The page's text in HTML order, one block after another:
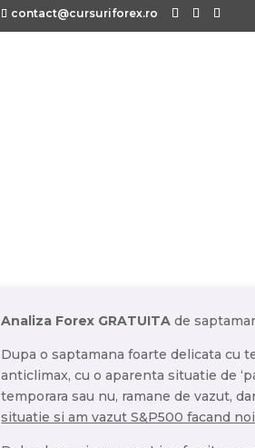
contact@cursuriforex.ro
Analiza Forex GRATUITA de
Dupa o saptamana foarte delicata cu
anticlimax, cu o aparenta situatie de
temporara sau nu, ramane de vazut,
situatie si am vazut S&P500 facand